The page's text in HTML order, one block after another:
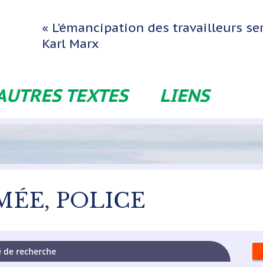
« L'émancipation des travailleurs
Karl Marx
TEXTES LIENS
POLICE